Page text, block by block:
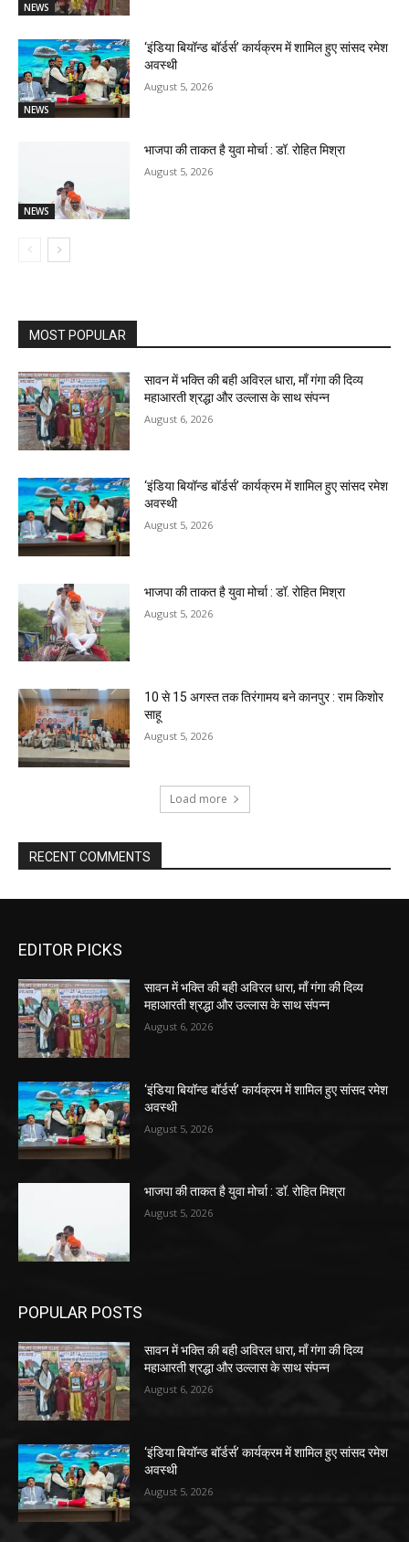
NEWS
NEWS
‘इंडिया बियॉन्ड बॉर्डर्स’ कार्यक्रम में शामिल हुए सांसद रमेश
अवस्थी
August 5, 2026
NEWS
भाजपा की ताकत है युवा मोर्चा : डॉ. रोहित मिश्रा
August 5, 2026
MOST POPULAR
सावन में भक्ति की बही अविरल धारा, माँ गंगा की दिव्य
महाआरती श्रद्धा और उल्लास के साथ संपन्न
August 6, 2026
‘इंडिया बियॉन्ड बॉर्डर्स’ कार्यक्रम में शामिल हुए सांसद रमेश
अवस्थी
August 5, 2026
भाजपा की ताकत है युवा मोर्चा : डॉ. रोहित मिश्रा
August 5, 2026
10 से 15 अगस्त तक तिरंगामय बने कानपुर : राम किशोर
साहू
August 5, 2026
Load more
RECENT COMMENTS
EDITOR PICKS
सावन में भक्ति की बही अविरल धारा, माँ गंगा की दिव्य
महाआरती श्रद्धा और उल्लास के साथ संपन्न
August 6, 2026
‘इंडिया बियॉन्ड बॉर्डर्स’ कार्यक्रम में शामिल हुए सांसद रमेश
अवस्थी
August 5, 2026
भाजपा की ताकत है युवा मोर्चा : डॉ. रोहित मिश्रा
August 5, 2026
POPULAR POSTS
सावन में भक्ति की बही अविरल धारा, माँ गंगा की दिव्य
महाआरती श्रद्धा और उल्लास के साथ संपन्न
August 6, 2026
‘इंडिया बियॉन्ड बॉर्डर्स’ कार्यक्रम में शामिल हुए सांसद रमेश
अवस्थी
August 5, 2026